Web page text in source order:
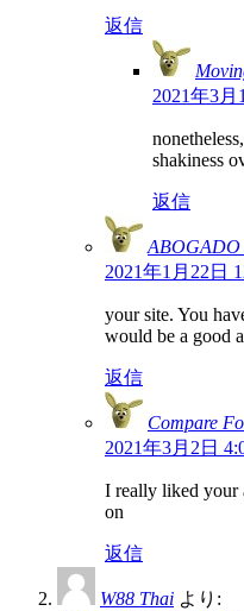
返信
2021年3
shakiness
返信
ABOGADO
2021年1月22日
your site. You
would be a good
返信
Compare
2021年3月2日
I really liked your
on
返信
W88 Thai より: